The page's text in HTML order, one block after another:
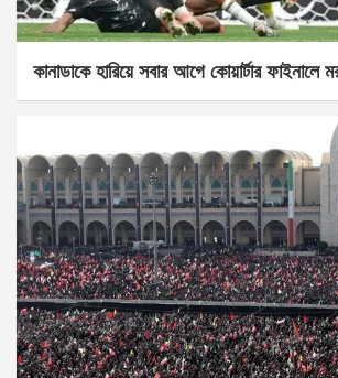
কানাডাকে হারিয়ে সবার আগে কোয়ার্টার ফাইনালে